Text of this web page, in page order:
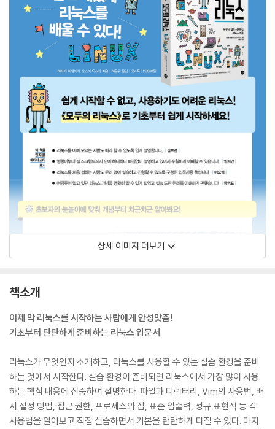
상세 이미지 더보기
책소개
이제 막 리눅스를 시작하는 사람에게 안성맞춤!
기초부터 탄탄하게 준비하는 리눅스 입문서
리눅스가 무엇인지 소개하고, 리눅스를 사용할 수 있는 실습 환경을 준비
하는 것에서 시작한다. 실습 환경이 준비되면 리눅스에서 가장 많이 사용
하는 핵심 내용에 집중하여 설명한다. 파일과 디렉터리, Vim의 사용법, 배
시 설정 방법, 접근 권한, 프로세스와 잡, 표준 입출력, 정규 표현식 등 각
사용법을 알아보고 직접 실습하면서 기본을 탄탄하게 다질 수 있다. 마지